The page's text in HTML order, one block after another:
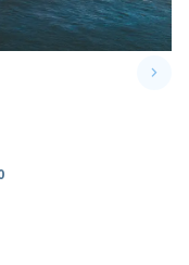
keyboard_arrow_right